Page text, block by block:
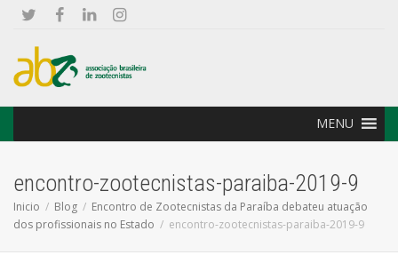
MENU
encontro-zootecnistas-paraiba-2019-9
Inicio Blog
Encontro de Zootecnistas da Paraíba debateu atuação
dos profissionais no Estado
encontro-zootecnistas-paraiba-2019-9